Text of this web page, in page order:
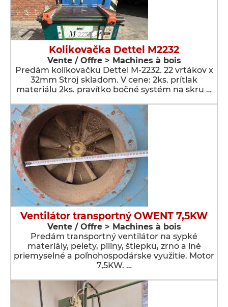
Kolikovačka Dettel M2232
Vente / Offre > Machines à bois
Predám kolíkovačku Dettel M-2232. 22 vrtákov x
32mm Stroj skladom. V cene: 2ks. prítlak
materiálu 2ks. pravítko bočné systém na skru …
Ventilátor transportný OWENT 7,5KW
Vente / Offre > Machines à bois
Predám transportný ventilátor na sypké
materiály, pelety, piliny, štiepku, zrno a iné
priemyselné a poľnohospodárske využitie. Motor
7,5KW. …